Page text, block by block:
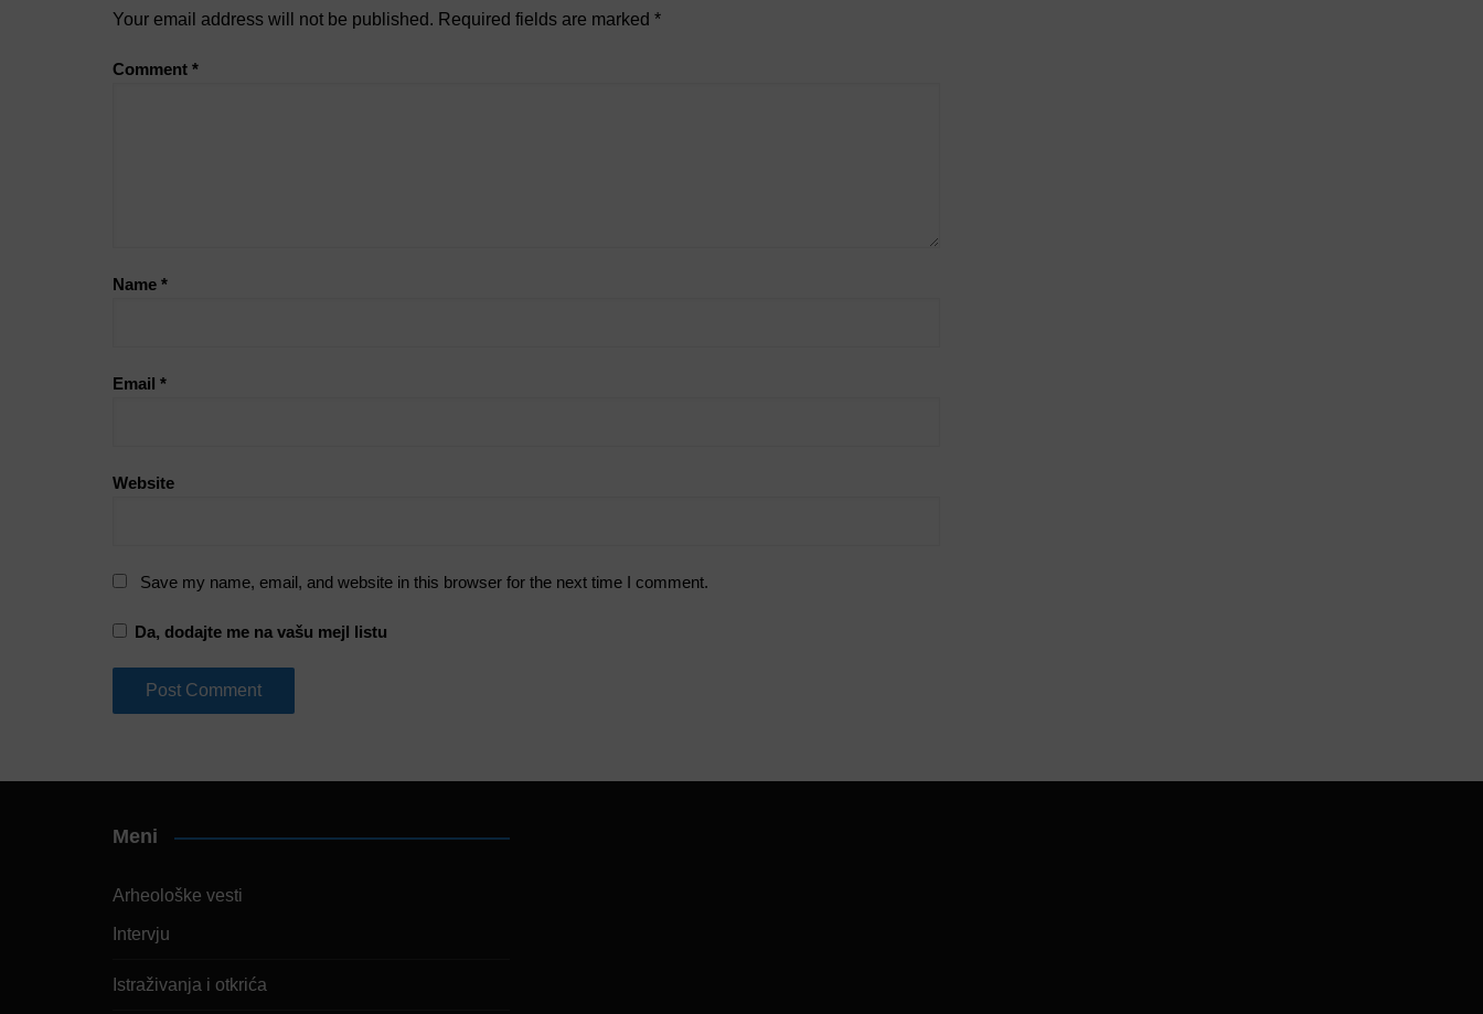
Your email address will not be published. Required fields are marked *
Comment *
Name *
Email *
Website
Save my name, email, and website in this browser for the next time I comment.
Da, dodajte me na vašu mejl listu
Meni
Arheološke vesti
Intervju
Istraživanja i otkrića